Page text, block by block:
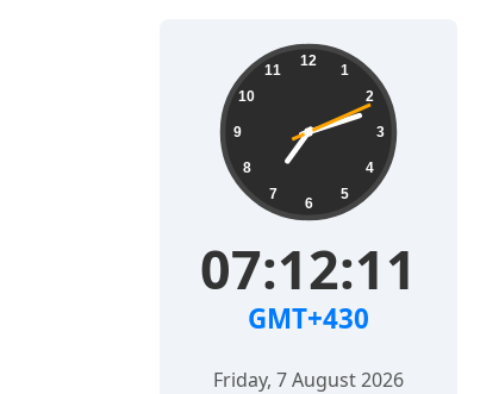
12
1
2
3
4
5
6
7
8
9
10
11
07:12:12
GMT+430
Friday, 7 August 2026